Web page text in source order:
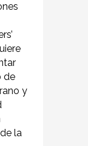
de
y
la